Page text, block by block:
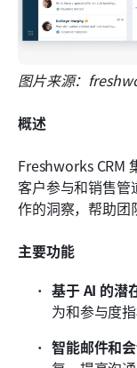
图片来源：
概述
Freshworks CRM
客户参与和销售
作的洞察，帮助团
主要功能
基于 AI 的潜
为和参与度
智能邮件和会